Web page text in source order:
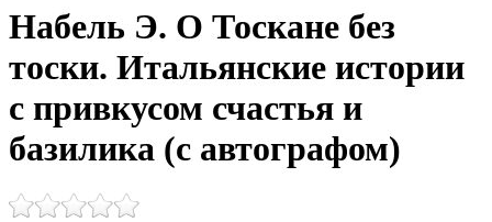
Набель Э. О Тоскане без
тоски. Итальянские истории
с привкусом счастья и
базилика (с автографом)